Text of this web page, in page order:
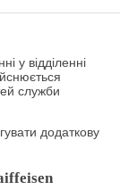
у відділенні
служби
додаткову